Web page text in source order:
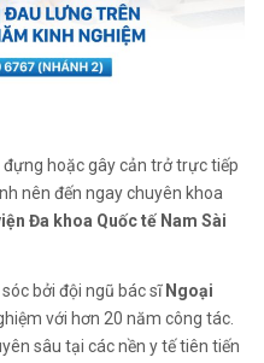
hoặc gây cản trở trực tiếp
nên đến ngay chuyên khoa
Đa khoa Quốc tế Nam Sài
bởi đội ngũ bác sĩ Ngoại
với hơn 20 năm công tác.
sâu tại các nền y tế tiên tiến